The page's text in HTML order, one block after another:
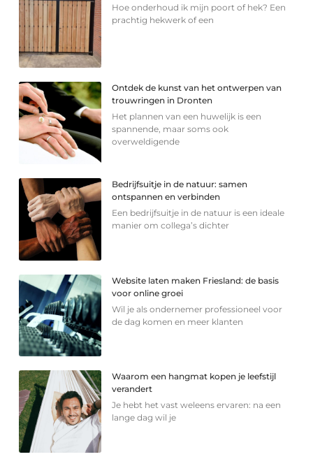
Hoe onderhoud ik mijn poort of hek? Een
prachtig hekwerk of een
Ontdek de kunst van het ontwerpen van
trouwringen in Dronten
Het plannen van een huwelijk is een
spannende, maar soms ook
overweldigende
Bedrijfsuitje in de natuur: samen
ontspannen en verbinden
Een bedrijfsuitje in de natuur is een ideale
manier om collega’s dichter
Website laten maken Friesland: de basis
voor online groei
Wil je als ondernemer professioneel voor
de dag komen en meer klanten
Waarom een hangmat kopen je leefstijl
verandert
Je hebt het vast weleens ervaren: na een
lange dag wil je